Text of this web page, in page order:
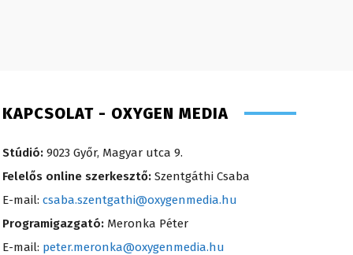
KAPCSOLAT - OXYGEN MEDIA
Stúdió: 9023 Győr, Magyar utca 9.
Felelős online szerkesztő: Szentgáthi Csaba
E-mail: csaba.szentgathi@oxygenmedia.hu
Programigazgató: Meronka Péter
E-mail: peter.meronka@oxygenmedia.hu